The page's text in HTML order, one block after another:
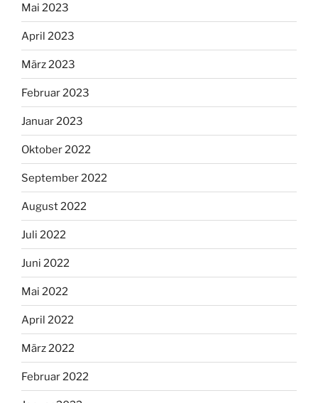
Mai 2023
April 2023
März 2023
Februar 2023
Januar 2023
Oktober 2022
September 2022
August 2022
Juli 2022
Juni 2022
Mai 2022
April 2022
März 2022
Februar 2022